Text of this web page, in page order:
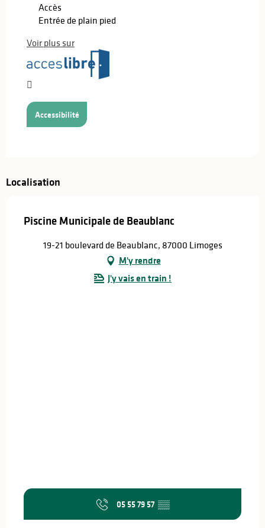
Accès
Entrée de plain pied
Voir plus sur
Accessibilité
Localisation
Piscine Municipale de Beaublanc
19-21 boulevard de Beaublanc, 87000 Limoges
M'y rendre
J'y vais en train !
05 55 79 57 ▒▒